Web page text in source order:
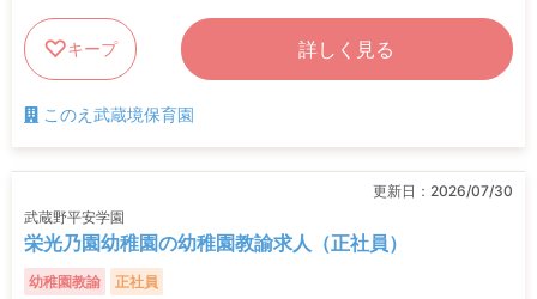
キープ 詳しく見る
このえ武蔵境保育園
更新日： 2026/07/30
武蔵野平安学園
栄光乃園幼稚園の幼稚園教諭求人（正社員）
幼稚園教諭 正社員